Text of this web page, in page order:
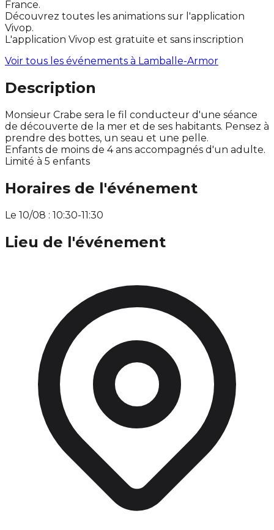
France.
Découvrez toutes les animations sur l'application
Vivop.
L'application Vivop est gratuite et sans inscription
Voir tous les événements à Lamballe-Armor
Description
Monsieur Crabe sera le fil conducteur d'une séance
de découverte de la mer et de ses habitants. Pensez à
prendre des bottes, un seau et une pelle.
Enfants de moins de 4 ans accompagnés d'un adulte.
Limité à 5 enfants
Horaires de l'événement
Le 10/08 : 10:30-11:30
Lieu de l'événement